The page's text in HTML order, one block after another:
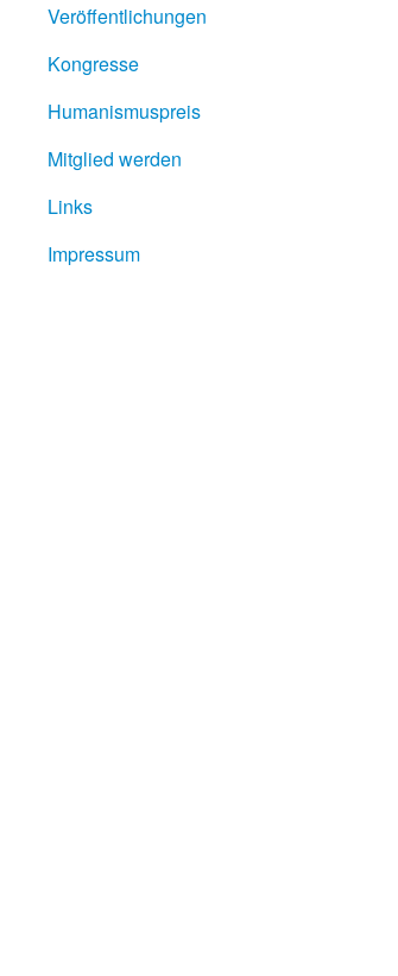
Veröffentlichungen
Kongresse
Humanismuspreis
Mitglied werden
Links
Impressum